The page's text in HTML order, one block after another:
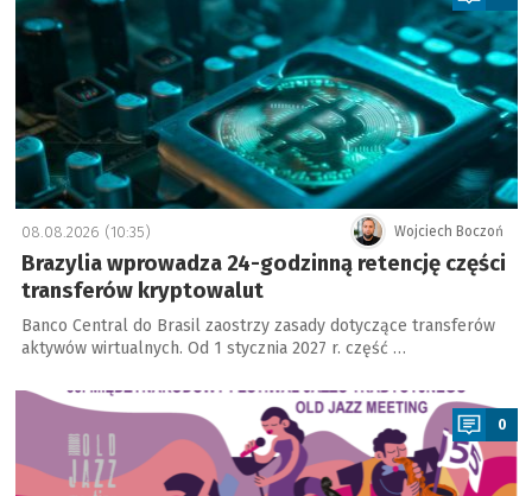
Wojciech Boczoń
08.08.2026 (10:35)
Brazylia wprowadza 24-godzinną retencję części
transferów kryptowalut
Banco Central do Brasil zaostrzy zasady dotyczące transferów
aktywów wirtualnych. Od 1 stycznia 2027 r. część …
a
0